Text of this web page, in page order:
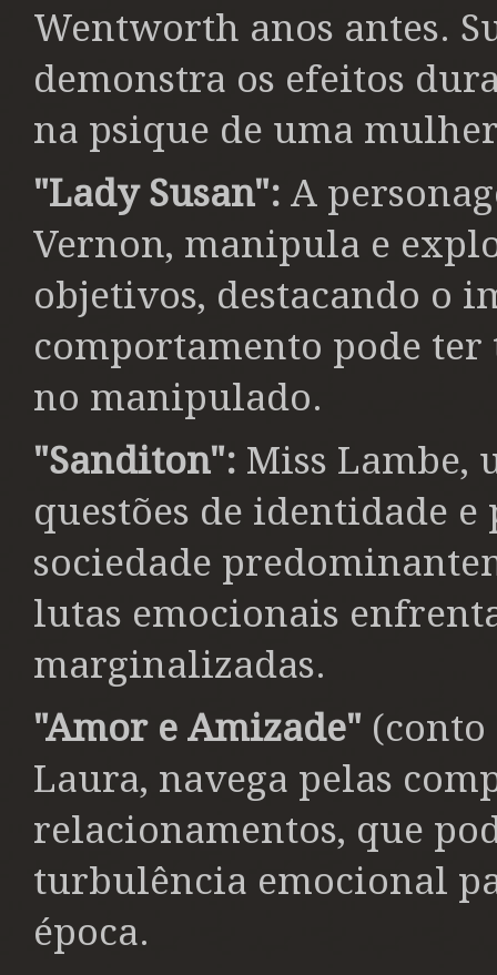
Wentworth anos antes.
demonstra os efeitos
na psique de uma
"Lady Susan": A
Vernon, manipula e
objetivos, destacando o
comportamento pode
no manipulado.
"Sanditon": Miss Lambe,
questões de identidade
sociedade
lutas emocionais
marginalizadas.
"Amor e Amizade"
Laura, navega pelas
relacionamentos, que
turbulência emocional
época.